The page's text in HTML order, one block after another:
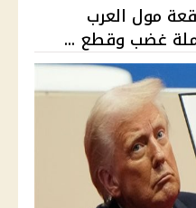
مول العرب
غضب وقطع ...